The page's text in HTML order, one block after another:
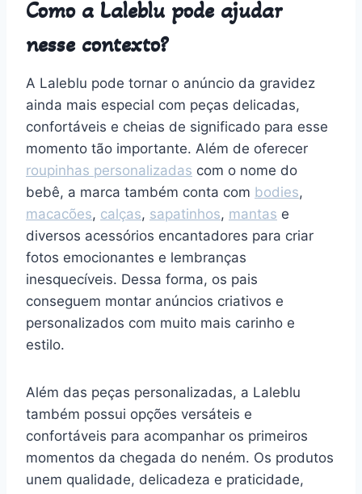
Como a Laleblu pode ajudar
nesse contexto?
A Laleblu pode tornar o anúncio da gravidez
ainda mais especial com peças delicadas,
confortáveis e cheias de significado para esse
momento tão importante. Além de oferecer
roupinhas personalizadas com o nome do
bebê, a marca também conta com bodies,
macacões, calças, sapatinhos, mantas e
diversos acessórios encantadores para criar
fotos emocionantes e lembranças
inesquecíveis. Dessa forma, os pais
conseguem montar anúncios criativos e
personalizados com muito mais carinho e
estilo.
Além das peças personalizadas, a Laleblu
também possui opções versáteis e
confortáveis para acompanhar os primeiros
momentos da chegada do neném. Os produtos
unem qualidade, delicadeza e praticidade,